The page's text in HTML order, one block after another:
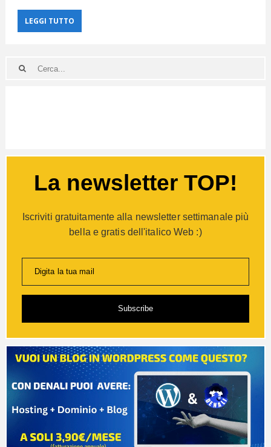
LEGGI TUTTO
La newsletter TOP!
Iscriviti gratuitamente alla newsletter settimanale più
bella e gratis dell'italico Web :)
Digita la tua mail
Subscribe